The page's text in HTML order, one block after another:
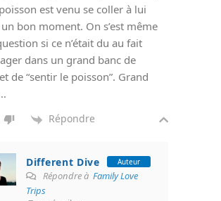
est venu se coller à lui
bon moment. On s’est même
si ce n’était du au fait
dans un grand banc de
de “sentir le poisson”. Grand
Répondre
Different Dive Auteur
Répondre à Family Love
Trips